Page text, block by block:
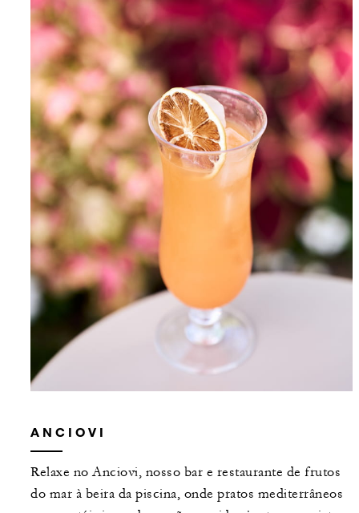
ANCIOVI
Relaxe no Anciovi, nosso bar e restaurante de frutos
do mar à beira da piscina, onde pratos mediterrâneos